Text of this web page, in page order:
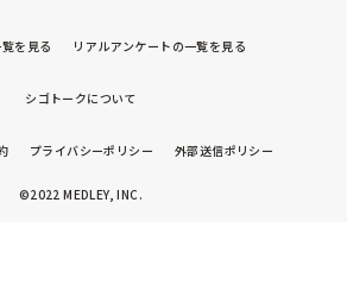
いね
を見る リアルアンケートの一覧を見る
シゴトークについて
プライバシーポリシー 外部送信ポリシー
©2022 MEDLEY, INC.